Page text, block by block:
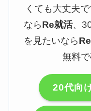
くても大丈夫
ならRe就活、
を見たいなら
無料で
20代向